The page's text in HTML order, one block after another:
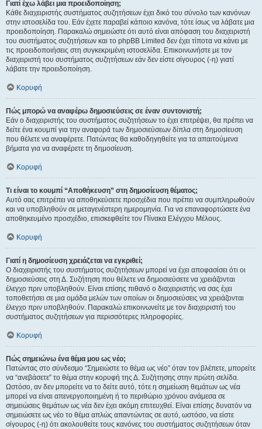
Γιατί έχω λάβει μια προειδοποίηση;
Κάθε διαχειριστής συστήματος συζητήσεων έχει δικό του σύνολο των κανόνων
στην ιστοσελίδα του. Εάν έχετε παραβεί κάποιο κανόνα, τότε ίσως να λάβατε μια
προειδοποίηση. Παρακαλώ σημειώστε ότι αυτό είναι απόφαση του διαχειριστή
του συστήματος συζητήσεων και το phpBB Limited δεν έχει τίποτα να κάνει με
τις προειδοποιήσεις στη συγκεκριμένη ιστοσελίδα. Επικοινωνήστε με τον
διαχειριστή του συστήματος συζητήσεων εάν δεν είστε σίγουρος (-η) γιατί
λάβατε την προειδοποίηση.
Κορυφή
Πώς μπορώ να αναφέρω δημοσιεύσεις σε έναν συντονιστή;
Εάν ο διαχειριστής του συστήματος συζητήσεων το έχει επιτρέψει, θα πρέπει να
δείτε ένα κουμπί για την αναφορά των δημοσιεύσεων δίπλα στη δημοσίευση
που θέλετε να αναφέρετε. Πατώντας θα καθοδηγηθείτε για τα απαιτούμενα
βήματα για να αναφέρετε τη δημοσίευση.
Κορυφή
Τι είναι το κουμπί “Αποθήκευση” στη δημοσίευση θέματος;
Αυτό σας επιτρέπει να αποθηκεύσετε προσχέδια που πρέπει να συμπληρωθούν
και να υποβληθούν σε μεταγενέστερη ημερομηνία. Για να επαναφορτώσετε ένα
αποθηκευμένο προσχέδιο, επισκεφθείτε τον Πίνακα Ελέγχου Μέλους.
Κορυφή
Γιατί η δημοσίευση χρειάζεται να εγκριθεί;
Ο διαχειριστής του συστήματος συζητήσεων μπορεί να έχει αποφασίσει ότι οι
δημοσιεύσεις στη Δ. Συζήτηση που θέλετε να δημοσιεύσετε να χρειάζονται
έλεγχο πριν υποβληθούν. Είναι επίσης πιθανό ο διαχειριστής να σας έχει
τοποθετήσει σε μια ομάδα μελών των οποίων οι δημοσιεύσεις να χρειάζονται
έλεγχο πριν υποβληθούν. Παρακαλώ επικοινωνείτε με τον διαχειριστή του
συστήματος συζητήσεων για περισσότερες πληροφορίες.
Κορυφή
Πώς σημειώνω ένα θέμα μου ως νέο;
Πατώντας στο σύνδεσμο “Σημειώστε το θέμα ως νέο” όταν τον βλέπετε, μπορείτε
να “ανεβάσετε” το θέμα στην κορυφή της Δ. Συζήτησης στην πρώτη σελίδα.
Ωστόσο, αν δεν μπορείτε να το δείτε αυτό, τότε η σημείωση θεμάτων ως νέα
μπορεί να είναι απενεργοποιημένη ή το περιθώριο χρόνου ανάμεσα σε
σημειώσεις θεμάτων ως νέα δεν έχει ακόμη επιτευχθεί. Είναι επίσης δυνατόν να
σημειώσετε ως νέο το θέμα απλώς απαντώντας σε αυτό, ωστόσο, να είστε
σίγουρος (-η) ότι ακολουθείτε τους κανόνες του συστήματος συζητήσεων όταν